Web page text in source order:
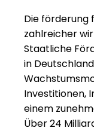
Die förderung
zahlreicher
Staatliche
in
Investitionen,
einem
Über 24